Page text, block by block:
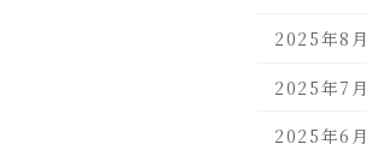
2025年8月
2025年7月
2025年6月